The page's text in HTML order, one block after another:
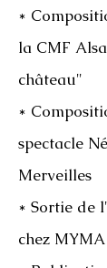
*
la CMF
château"
*
spectacle
Merveilles
* Sortie de
chez MYMA